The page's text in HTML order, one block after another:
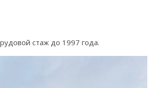
стаж до 1997 года.